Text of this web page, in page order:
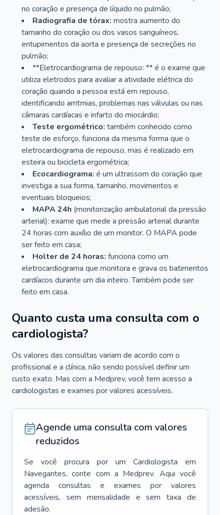
no coração e presença de líquido no pulmão;
Radiografia de tórax: mostra aumento do
tamanho do coração ou dos vasos sanguíneos,
entupimentos da aorta e presença de secreções no
pulmão;
**Eletrocardiograma de repouso: ** é o exame que
utiliza eletrodos para avaliar a atividade elétrica do
coração quando a pessoa está em repouso,
identificando arritmias, problemas nas válvulas ou nas
câmaras cardíacas e infarto do miocárdio;
Teste ergométrico: também conhecido como
teste de esforço, funciona da mesma forma que o
eletrocardiograma de repouso, mas é realizado em
esteira ou bicicleta ergométrica;
Ecocardiograma: é um ultrassom do coração que
investiga a sua forma, tamanho, movimentos e
eventuais bloqueios;
MAPA 24h (monitorização ambulatorial da pressão
arterial): exame que mede a pressão arterial durante
24 horas com auxílio de um monitor. O MAPA pode
ser feito em casa;
Holter de 24 horas: funciona como um
eletrocardiograma que monitora e grava os batimentos
cardíacos durante um dia inteiro. Também pode ser
feito em casa.
Quanto custa uma consulta com o
cardiologista?
Os valores das consultas variam de acordo com o
profissional e a clínica, não sendo possível definir um
custo exato. Mas com a Medprev, você tem acesso a
cardiologistas e exames por valores acessíveis.
Agende uma consulta com valores
reduzidos
Se você procura por um Cardiologista
em
Navegantes, conte com a Medprev. Aqui você
agenda consultas e exames por valores
acessíveis, sem mensalidade e sem taxa de
adesão.